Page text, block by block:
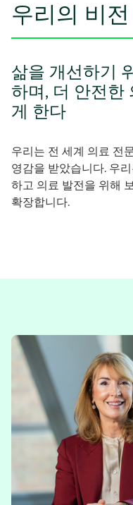
우리의 비전
삶을 개선하기
하며, 더 안전한
게 한다
우리는 전 세계 의료 전
영감을 받았습니다. 우
하고 의료 발전을 위해
확장합니다.